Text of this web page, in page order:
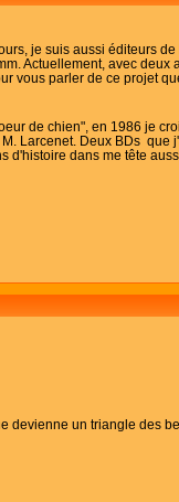
je suis aussi éditeurs
Actuellement, avec deux
vous parler de ce projet
de chien", en 1986 je
Larcenet. Deux BDs que
d'histoire dans me tête
devienne un triangle des